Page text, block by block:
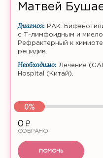
Матвей
Диагноз:
РАК.
с Т-лимфоидным и
Рефрактерный к
рецидив.
Необходимо:
Лечение
Hospital (Китай).
0%
0 ф
СОБРАНО
ПОМОЧЬ